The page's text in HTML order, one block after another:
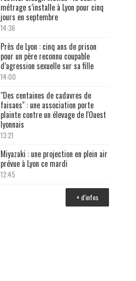
métrage s’installe à Lyon pour cinq
jours en septembre
14:36
Près de Lyon : cinq ans de prison
pour un père reconnu coupable
d’agression sexuelle sur sa fille
14:00
"Des centaines de cadavres de
faisans" : une association porte
plainte contre un élevage de l'Ouest
lyonnais
13:21
Miyazaki : une projection en plein air
prévue à Lyon ce mardi
12:45
+ d'infos